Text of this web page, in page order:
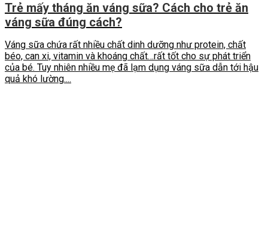
Trẻ mấy tháng ăn váng sữa? Cách cho trẻ ăn
váng sữa đúng cách?
Váng sữa chứa rất nhiều chất dinh dưỡng như protein, chất
béo, can xi, vitamin và khoáng chất…rất tốt cho sự phát triển
của bé. Tuy nhiên nhiều mẹ đã lạm dụng váng sữa dẫn tới hậu
quả khó lường....